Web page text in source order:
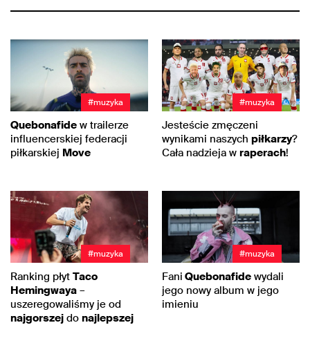
#muzyka
Quebonafide w trailerze
influencerskiej federacji
piłkarskiej Move
#muzyka
Jesteście zmęczeni
wynikami naszych piłkarzy?
Cała nadzieja w raperach!
#muzyka
Ranking płyt Taco
Hemingwaya –
uszeregowaliśmy je od
najgorszej do najlepszej
#muzyka
Fani Quebonafide wydali
jego nowy album w jego
imieniu